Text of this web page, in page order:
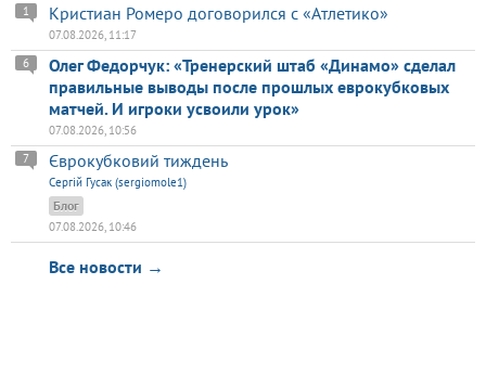
Кристиан Ромеро договорился с «Атлетико»
1
07.08.2026, 11:17
Олег Федорчук: «Тренерский штаб «Динамо» сделал
правильные выводы после прошлых еврокубковых
матчей. И игроки усвоили урок»
6
07.08.2026, 10:56
Єврокубковий тиждень
7
Сергій Гусак (sergiomole1)
Блог
07.08.2026, 10:46
Все новости →